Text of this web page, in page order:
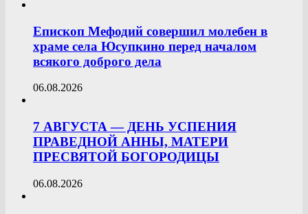
Епископ Мефодий совершил молебен в
храме села Юсупкино перед началом
всякого доброго дела
06.08.2026
7 АВГУСТА — ДЕНЬ УСПЕНИЯ
ПРАВЕДНОЙ АННЫ, МАТЕРИ
ПРЕСВЯТОЙ БОГОРОДИЦЫ
06.08.2026